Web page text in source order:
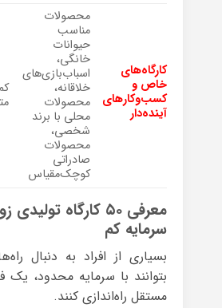
کارگاه‌های
خاص و
کسب‌وکارهای
آینده‌دار
محصولات
مناسب
حیوانات
خانگی،
اسباب‌بازی‌های
خلاقانه،
محصولات
محلی با برند
شخصی،
محصولات
صادراتی
کوچک‌مقیاس
معرفی ۵۰ کارگاه
سرمایه کم
بسیاری از افراد به دنبال
بتوانند با سرمایه محدود، یک
مستقل راه‌اندازی کنند.